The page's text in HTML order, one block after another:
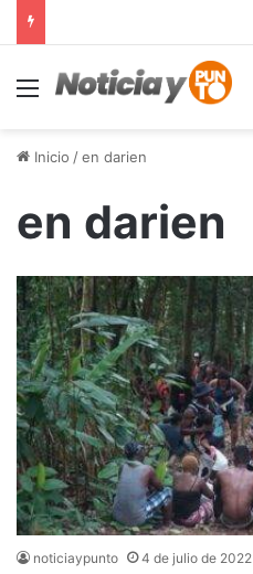
Menú
Inicio /en darien
en darien
noticiaypunto 4 de julio de 2022